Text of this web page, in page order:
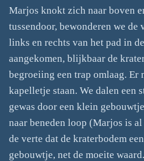
Marjos knokt zich naar boven
tussendoor, bewonderen we de
links en rechts van het pad in
aangekomen, blijkbaar de
begroeiing een trap omlaag. Er
kapelletje staan. We dalen een
gewas door een klein
naar beneden loop (Marjos is
de verte dat de kraterbodem
gebouwtje, net de moeite waard.